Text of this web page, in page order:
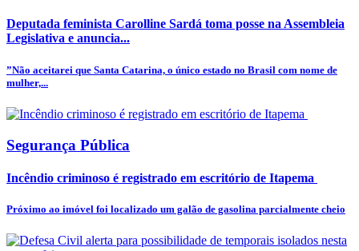
Deputada feminista Carolline Sardá toma posse na Assembleia
Legislativa e anuncia...
”Não aceitarei que Santa Catarina, o único estado no Brasil com nome de
mulher,...
Segurança Pública
Incêndio criminoso é registrado em escritório de Itapema
Próximo ao imóvel foi localizado um galão de gasolina parcialmente cheio